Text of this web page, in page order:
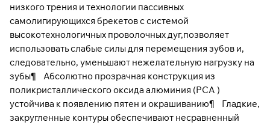
низкого трения и технологии пассивных
самолигирующихся брекетов с системой
высокотехнологичных проволочных дуг,позволяет
использовать слабые силы для перемещения зубов и,
следовательно, уменьшают нежелательную нагрузку на
зубы¶ Абсолютно прозрачная конструкция из
поликристаллического оксида алюминия (РСА )
устойчива к появлению пятен и окрашиванию¶ Гладкие,
закругленные контуры обеспечивают несравненный